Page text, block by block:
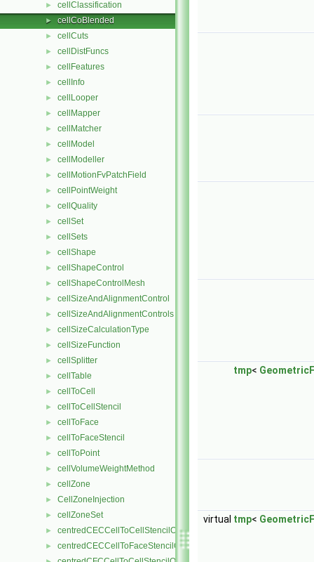
► cellClassification
► cellCoBlended
► cellCuts
► cellDistFuncs
► cellFeatures
► cellInfo
► cellLooper
► cellMapper
► cellMatcher
► cellModel
► cellModeller
► cellMotionFvPatchField
► cellPointWeight
► cellQuality
► cellSet
► cellSets
► cellShape
► cellShapeControl
► cellShapeControlMesh
► cellSizeAndAlignmentControl
► cellSizeAndAlignmentControls
► cellSizeCalculationType
► cellSizeFunction
► cellSplitter
► cellTable
► cellToCell
► cellToCellStencil
► cellToFace
► cellToFaceStencil
► cellToPoint
► cellVolumeWeightMethod
► cellZone
► CellZoneInjection
► cellZoneSet
► centredCECCellToCellStencilObject
► centredCECCellToFaceStencilObject
tmp<
virtual tmp<